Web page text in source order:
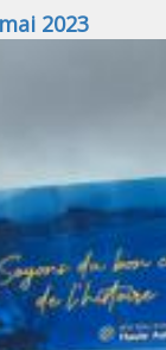
2023